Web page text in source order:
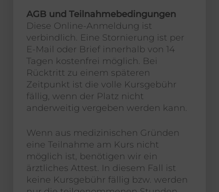
AGB und Teilnahmebedingungen
Diese Online-Anmeldung ist
verbindlich. Eine Stornierung ist per
E-Mail oder Brief innerhalb von 14
Tagen kostenfrei möglich. Bei
Rücktritt zu einem späteren
Zeitpunkt ist die volle Kursgebühr
fällig, wenn der Platz nicht
anderweitig vergeben werden kann.
Wenn aus medizinischen Gründen
eine Teilnahme am Kurs nicht
möglich ist, benötigen wir ein
ärztliches Attest. In diesem Fall ist
keine Kursgebühr fällig bzw. werden